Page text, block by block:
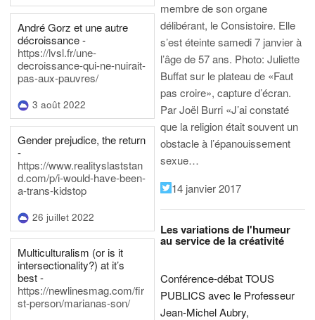
André Gorz et une autre
décroissance -
https://lvsl.fr/une-
decroissance-qui-ne-nuirait-
pas-aux-pauvres/
3 août 2022
Gender prejudice, the return
-
https://www.realityslaststan
d.com/p/i-would-have-been-
a-trans-kidstop
26 juillet 2022
Multiculturalism (or is it
intersectionality?) at it’s
best -
https://newlinesmag.com/fir
st-person/marianas-son/
membre de son organe
délibérant, le Consistoire. Elle
s’est éteinte samedi 7 janvier à
l’âge de 57 ans. Photo: Juliette
Buffat sur le plateau de «Faut
pas croire», capture d’écran.
Par Joël Burri «J’ai constaté
que la religion était souvent un
obstacle à l’épanouissement
sexue…
14 janvier 2017
Les variations de l'humeur
au service de la créativité
Conférence-débat TOUS
PUBLICS avec le Professeur
Jean-Michel Aubry,